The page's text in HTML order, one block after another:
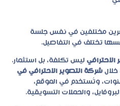
مختلفين في نفس جلسة
تختلف في التفاصيل.
الاحترافي ليس تكلفة، بل استثمار.
شركة التصوير الاحترافي في
وتُستخدم في الموقع،
والحملات التسويقية.